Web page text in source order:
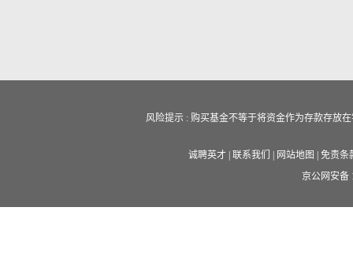
风险提示 : 购买基金不等于将资金作为存款存放
诚聘英才 联系我们 网站地图
免责条
京公网安备